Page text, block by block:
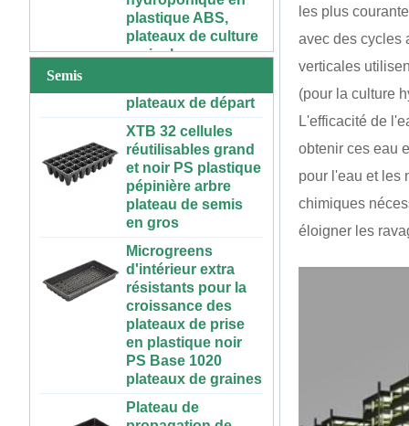
agricoles avec
couverture de
plantation
ABS réservoir
d'éléments nutritifs
à l'intérieur en
plastique réservoir
hydroponique avec
couvercle
Système
hydroponique
vertical pour les
fraises et légumes |
ABS Gutting en
plastique pour la
serre et l'utilisation
de la ferme
Grande Table de
culture
hydroponique
Semis
courge aubergine
noir PS plastique
intérieur semis
XTB 32 cellules
réutilisables grand
et noir PS plastique
pépinière arbre
plateau de semis
en gros
Microgreens
d'intérieur extra
résistants pour la
croissance des
plateaux de prise
en plastique noir
PS Base 1020
plateaux de graines
Plateau de
propagation de
graines de germes
les plus
avec des cycles
verticales
(pour la culture
L'efficacité de
obtenir ces eau
pour l'eau et les
chimiques
éloigner les